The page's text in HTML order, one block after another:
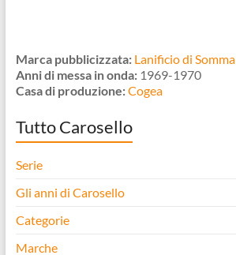
Marca pubblicizzata: Lanificio di Somma
Anni di messa in onda:1969-1970
Casa di produzione:Cogea
Tutto Carosello
Serie
Gli anni di Carosello
Categorie
Marche